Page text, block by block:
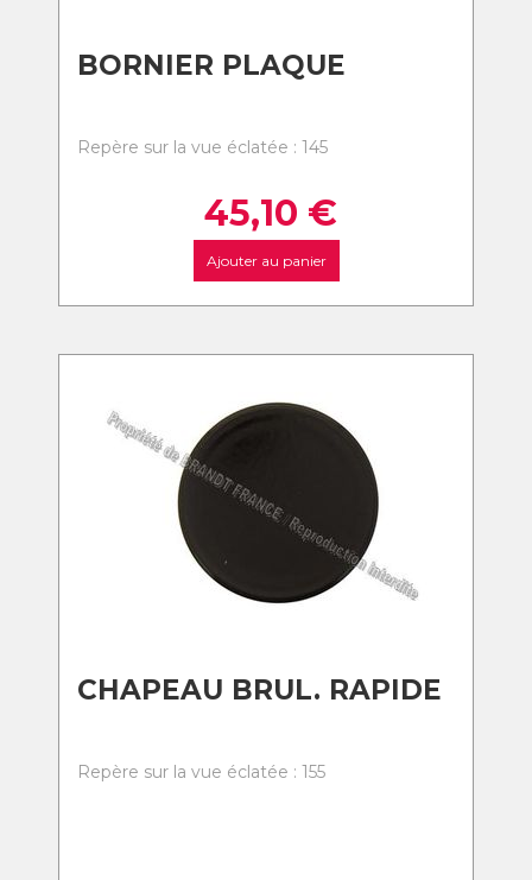
BORNIER PLAQUE
Repère sur la vue éclatée : 145
45,10 €
Ajouter au panier
CHAPEAU BRUL. RAPIDE
Repère sur la vue éclatée : 155